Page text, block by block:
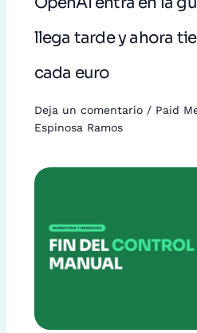
llega tarde y ahora
cada euro
Deja un comentario / Paid
Espinosa Ramos